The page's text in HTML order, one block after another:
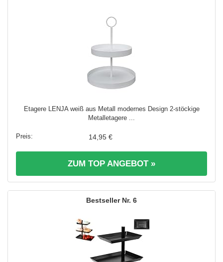
Etagere LENJA weiß aus Metall modernes Design 2-stöckige
Metalletagere ...
14,95 €
ZUM TOP ANGEBOT »
6